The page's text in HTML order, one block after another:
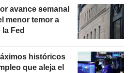
avance semanal
menor temor a
Fed
históricos
que aleja el